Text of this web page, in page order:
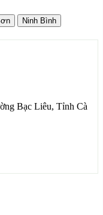
Ninh Bình
Bạc Liêu, Tỉnh Cà